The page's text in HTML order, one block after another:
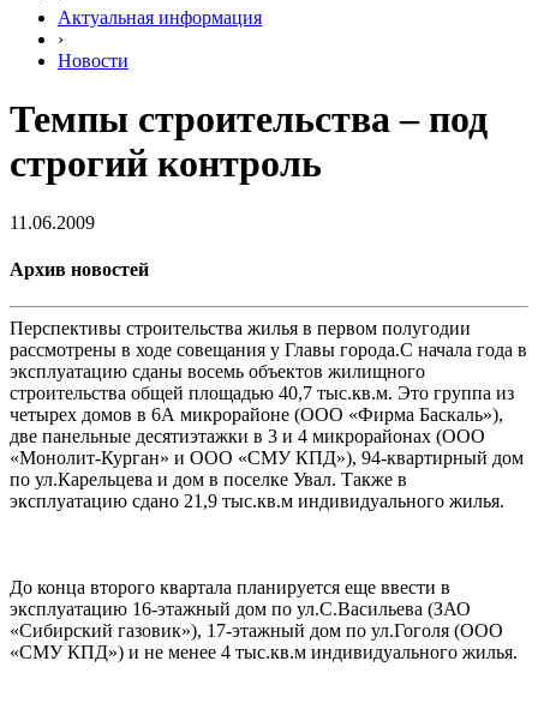
Актуальная информация
›
Новости
Темпы строительства – под
строгий контроль
11.06.2009
Архив новостей
Перспективы строительства жилья в первом полугодии
рассмотрены в ходе совещания у Главы города.С начала года в
эксплуатацию сданы восемь объектов жилищного
строительства общей площадью 40,7 тыс.кв.м. Это группа из
четырех домов в 6А микрорайоне (ООО «Фирма Баскаль»),
две панельные десятиэтажки в 3 и 4 микрорайонах (ООО
«Монолит-Курган» и ООО «СМУ КПД»), 94-квартирный дом
по ул.Карельцева и дом в поселке Увал. Также в
эксплуатацию сдано 21,9 тыс.кв.м индивидуального жилья.
До конца второго квартала планируется еще ввести в
эксплуатацию 16-этажный дом по ул.С.Васильева (ЗАО
«Сибирский газовик»), 17-этажный дом по ул.Гоголя (ООО
«СМУ КПД») и не менее 4 тыс.кв.м индивидуального жилья.